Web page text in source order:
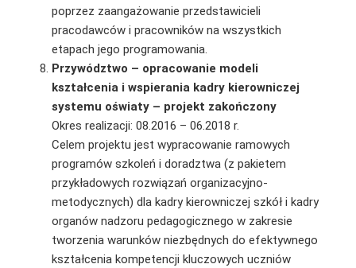
poprzez zaangażowanie przedstawicieli
pracodawców i pracowników na wszystkich
etapach jego programowania.
Przywództwo – opracowanie modeli
kształcenia i wspierania kadry kierowniczej
systemu oświaty – projekt zakończony
Okres realizacji: 08.2016 – 06.2018 r.
Celem projektu jest wypracowanie ramowych
programów szkoleń i doradztwa (z pakietem
przykładowych rozwiązań organizacyjno-
metodycznych) dla kadry kierowniczej szkół i kadry
organów nadzoru pedagogicznego w zakresie
tworzenia warunków niezbędnych do efektywnego
kształcenia kompetencji kluczowych uczniów